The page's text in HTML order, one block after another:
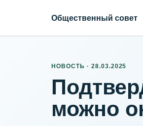
Общественный совет
НОВОСТЬ · 28.03.2025
можно